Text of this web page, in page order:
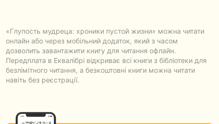
«Глупость мудреца: хроники пустой жизни» можна читати
онлайн або через мобільний додаток, який з часом
дозволить завантажити книгу для читання офлайн.
Передплата в Еквалібрі відкриває всі книги з бібліотеки для
безлімітного читання, а безкоштовні книги можна читати
навіть без реєстрації.